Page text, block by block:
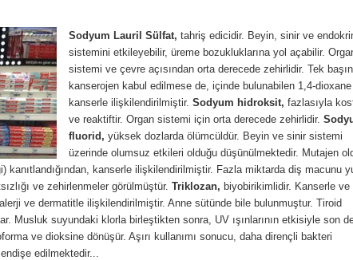
Sodyum Lauril Sülfat, tahriş edicidir. Beyin, sinir ve
sistemini etkileyebilir, üreme bozukluklarına yol açabilir.
sistemi ve çevre açısından orta derecede zehirlidir. Tek
kanserojen kabul edilmese de, içinde bulunabilen 1,4-dioxane
kanserle ilişkilendirilmiştir. Sodyum hidroksit, fazlasıyla
ve reaktiftir. Organ sistemi için orta derecede zehirlidir.
fluorid, yüksek dozlarda ölümcüldür. Beyin ve sinir sistemi
üzerinde olumsuz etkileri olduğu düşünülmektedir. Mutajen
kanıtlandığından, kanserle ilişkilendirilmiştir. Fazla miktarda diş macunu
ve zehirlenmeler görülmüştür. Triklozan, biyobirikimlidir. Kanserle ve
ve dermatitle ilişkilendirilmiştir. Anne sütünde bile bulunmuştur. Tiroid
Musluk suyundaki klorla birleştikten sonra, UV ışınlarının etkisiyle son
ve dioksine dönüşür. Aşırı kullanımı sonucu, daha dirençli bakteri
edilmektedir...